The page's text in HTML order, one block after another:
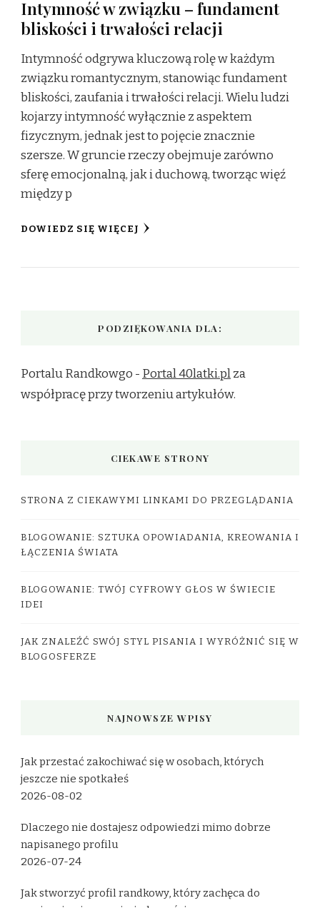
Intymność w związku – fundament
bliskości i trwałości relacji
Intymność odgrywa kluczową rolę w każdym
związku romantycznym, stanowiąc fundament
bliskości, zaufania i trwałości relacji. Wielu ludzi
kojarzy intymność wyłącznie z aspektem
fizycznym, jednak jest to pojęcie znacznie
szersze. W gruncie rzeczy obejmuje zarówno
sferę emocjonalną, jak i duchową, tworząc więź
między p
DOWIEDZ SIĘ WIĘCEJ
PODZIĘKOWANIA DLA:
Portalu Randkowgo - Portal 40latki.plza
współpracę przy tworzeniu artykułów.
CIEKAWE STRONY
STRONA Z CIEKAWYMI LINKAMI DO PRZEGLĄDANIA
BLOGOWANIE: SZTUKA OPOWIADANIA, KREOWANIA I
ŁĄCZENIA ŚWIATA
BLOGOWANIE: TWÓJ CYFROWY GŁOS W ŚWIECIE
IDEI
JAK ZNALEŹĆ SWÓJ STYL PISANIA I WYRÓŻNIĆ SIĘ W
BLOGOSFERZE
NAJNOWSZE WPISY
Jak przestać zakochiwać się w osobach, których
jeszcze nie spotkałeś
2026-08-02
Dlaczego nie dostajesz odpowiedzi mimo dobrze
napisanego profilu
2026-07-24
Jak stworzyć profil randkowy, który zachęca do